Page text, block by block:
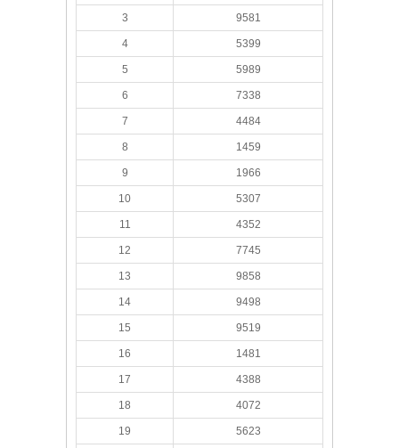
3 9581
4 5399
5 5989
6 7338
7 4484
8 1459
9 1966
10 5307
11 4352
12 7745
13 9858
14 9498
15 9519
16 1481
17 4388
18 4072
19 5623